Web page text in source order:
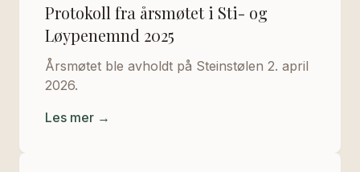
Protokoll fra årsmøtet i Sti- og
Løypenemnd 2025
Årsmøtet ble avholdt på Steinstølen 2. april
2026.
Les mer →